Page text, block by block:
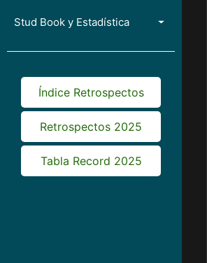
Stud Book y Estadística
Índice Retrospectos
Retrospectos 2025
Tabla Record 2025